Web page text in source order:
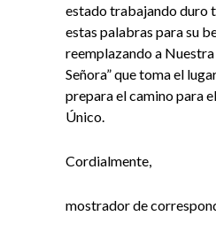
estado trabajando duro
estas palabras para su
reemplazando a Nuestra
Señora” que toma el
prepara el camino para
Único.
Cordialmente,
mostrador de